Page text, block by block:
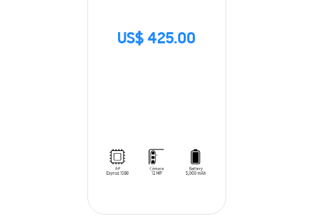
US$ 425.00